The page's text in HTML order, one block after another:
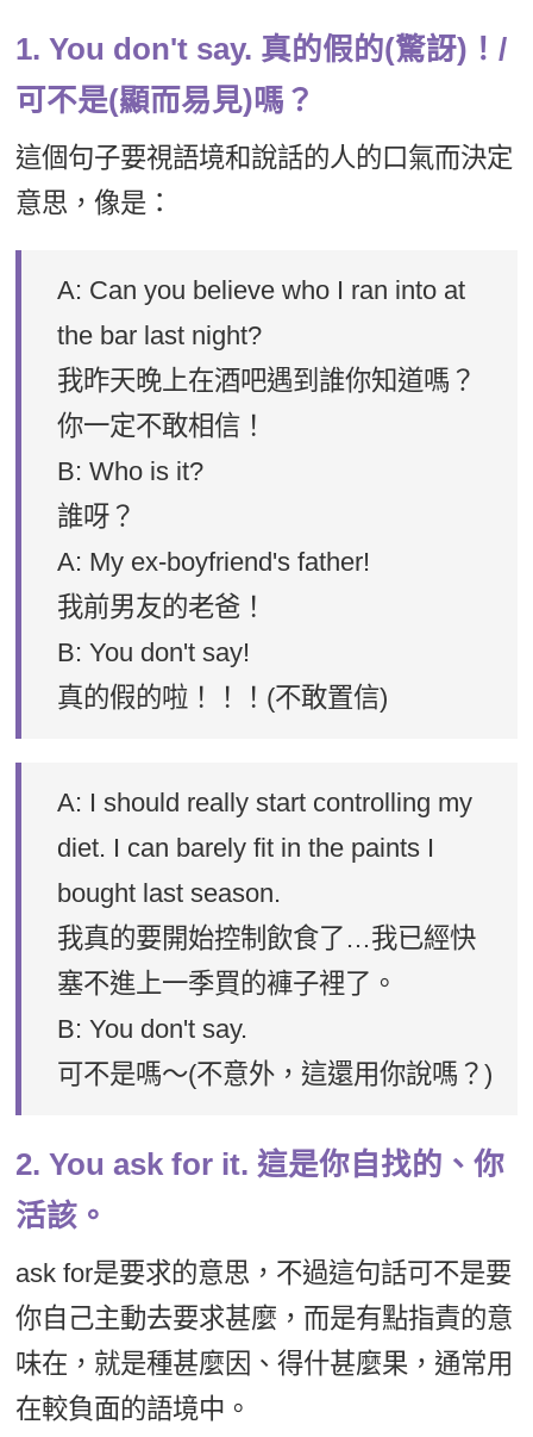
1. You don't say. 真的假的(驚訝)！/
可不是(顯而易見)嗎？
這個句子要視語境和說話的人的口氣而決定
意思，像是：
A: Can you believe who I ran into at
the bar last night?
我昨天晚上在酒吧遇到誰你知道嗎？
你一定不敢相信！
B: Who is it?
誰呀？
A: My ex-boyfriend's father!
我前男友的老爸！
B: You don't say!
真的假的啦！！！(不敢置信)
A: I should really start controlling my
diet. I can barely fit in the paints I
bought last season.
我真的要開始控制飲食了…我已經快
塞不進上一季買的褲子裡了。
B: You don't say.
可不是嗎～(不意外，這還用你說嗎？)
2. You ask for it. 這是你自找的、你
活該。
ask for是要求的意思，不過這句話可不是要
你自己主動去要求甚麼，而是有點指責的意
味在，就是種甚麼因、得什甚麼果，通常用
在較負面的語境中。